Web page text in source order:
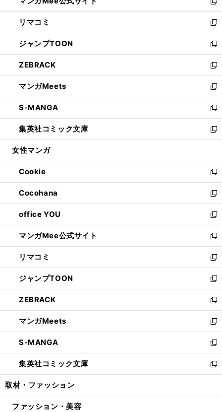
ウ
で
開
く
ィ
ン
ド
ウ
で
開
く
い
ウ
ィ
ン
ド
ウ
で
開
く
新
し
い
ウ
ィ
ン
ド
ウ
で
開
く
リマコミ
新
し
い
ウ
ィ
ン
ド
ウ
で
開
く
ジャンプTOON
新
し
い
ウ
ィ
ン
ド
ウ
で
開
ZEBRACK
新
し
い
ウ
ィ
ン
ド
ウ
開
く
マンガMeets
新
し
い
ウ
ィ
ン
ウ
で
開
く
S-MANGA
新
し
い
ウ
ン
ド
ウ
で
開
く
集英社コミック文庫
新
し
ウ
ィ
ン
ド
ウ
で
開
く
女性マンガ
Cookie
新
し
い
ウ
ィ
ン
ド
ウ
で
開
く
Cocohana
新
し
い
ウ
ィ
ン
ド
ウ
で
開
く
office YOU
新
し
い
ウ
ィ
ン
ド
ウ
で
開
く
マンガMee公式サイト
新
し
い
ウ
ィ
ン
ド
ウ
で
開
く
リマコミ
新
し
い
ウ
ィ
ン
ド
ウ
で
開
く
ジャンプTOON
新
し
い
ウ
ィ
ン
ド
ウ
で
開
ZEBRACK
新
し
い
ウ
ィ
ン
ド
ウ
開
マンガMeets
新
し
い
ウ
ィ
ン
ウ
S-MANGA
新
し
い
ウ
ン
集英社コミック文庫
新
し
ウ
取材・ファッション
ファッション・美容